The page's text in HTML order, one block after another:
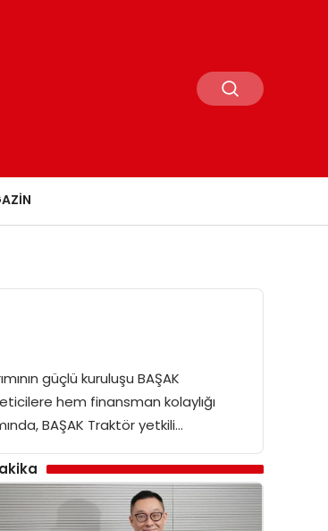
güçlü kuruluşu BAŞAK
hem finansman kolaylığı
BAŞAK Traktör yetkili…